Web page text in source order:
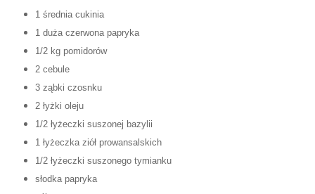
1 średnia cukinia
1 duża czerwona papryka
1/2 kg pomidorów
2 cebule
3 ząbki czosnku
2 łyżki oleju
1/2 łyżeczki suszonej bazylii
1 łyżeczka ziół prowansalskich
1/2 łyżeczki suszonego tymianku
słodka papryka